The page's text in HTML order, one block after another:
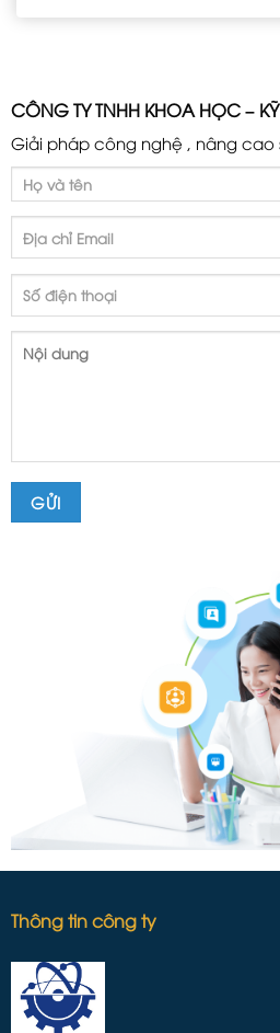
CÔNG TY TNHH KHOA HỌC –
Giải pháp công nghệ , nâng cao
Thông tin công ty